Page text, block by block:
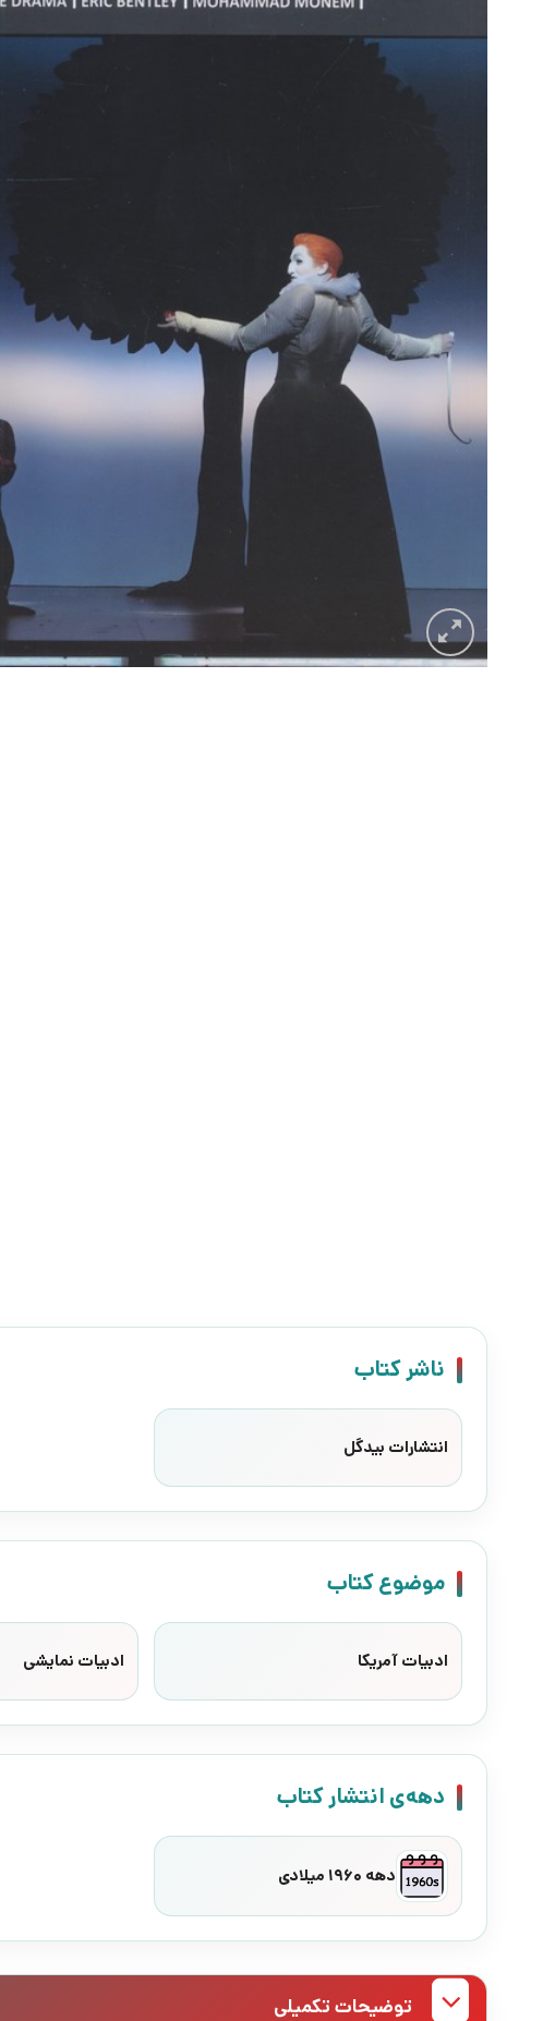
ناشر کتاب
انتشارات بیدگل
موضوع کتاب
ادبیات آمریکا ادبیات نمایشی
دهه‌ی انتشار کتاب
دهه 1960 میلادی
توضیحات تکمیلی